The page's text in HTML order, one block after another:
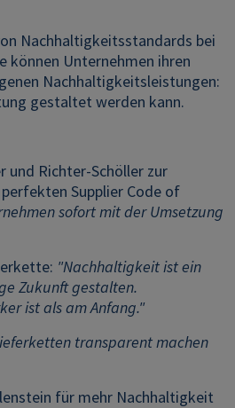
Nachhaltigkeitsstandards bei
können Unternehmen ihren
Nachhaltigkeitsleistungen:
gestaltet werden kann.
und Richter-Schöller zur
Supplier Code of
sofort mit der Umsetzung
"Nachhaltigkeit ist ein
Zukunft gestalten.
ist als am Anfang."
transparent machen
für mehr Nachhaltigkeit